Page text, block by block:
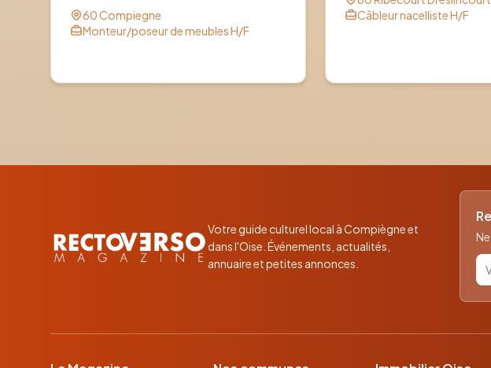
60 Compiegne
Monteur/poseur de meubles H/F
Câbleur nacelliste H/F
Votre guide culturel local à Compiègne et
dans l'Oise. Événements, actualités,
annuaire et petites annonces.